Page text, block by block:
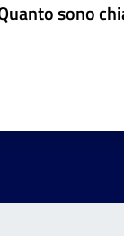
sono